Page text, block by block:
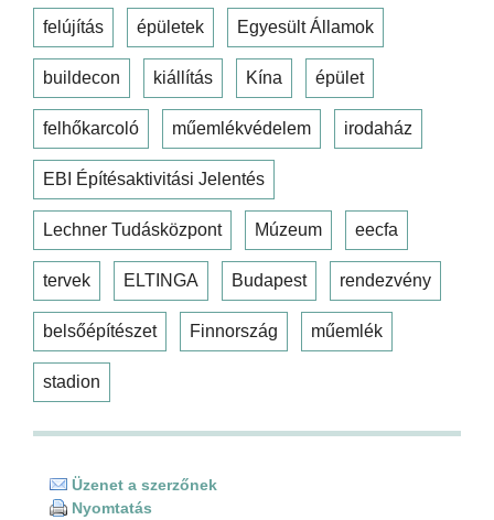
felújítás épületek Egyesült Államok
buildecon kiállítás Kína épület
felhőkarcoló műemlékvédelem irodaház
EBI Építésaktivitási Jelentés
Lechner Tudásközpont Múzeum eecfa
tervek ELTINGA Budapest rendezvény
belsőépítészet Finnország műemlék
stadion
Üzenet a szerzőnek
Nyomtatás